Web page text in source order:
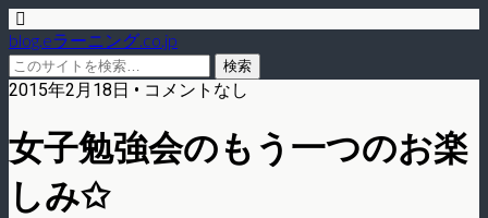
blog.eラーニング.co.jp
2015年2月18日 • コメントなし
女子勉強会のもう一つのお楽
しみ✩